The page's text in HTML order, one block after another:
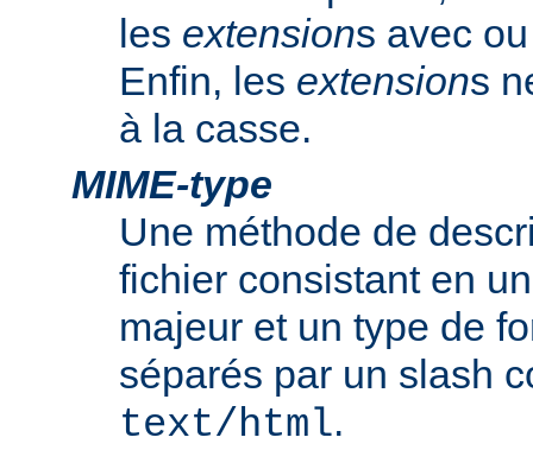
les extensions avec
Enfin, les extensions
à la casse.
MIME-type
Une méthode de
fichier consistant en
majeur et un type de
séparés par un slash
text/html.